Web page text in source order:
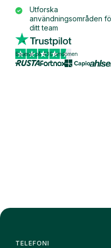
Utforska
användningsområden
ditt team
Baserat på 430 omdömen
TELEFONI